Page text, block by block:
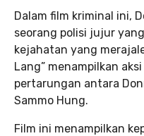
Dalam film kriminal ini,
seorang polisi jujur
kejahatan yang
Lang” menampilkan
pertarungan antara
Sammo Hung.
Film ini menampilkan